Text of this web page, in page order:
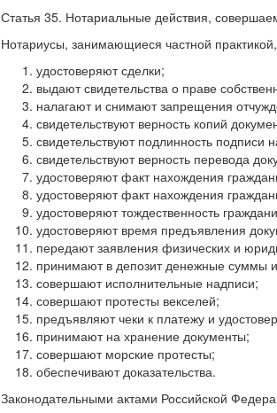
Статья 35. Нотариальные действия,
Нотариусы, занимающиеся частной
удостоверяют сделки;
выдают свидетельства о праве
налагают и снимают запрещения
свидетельствуют верность копий
свидетельствуют подлинность подписи
свидетельствуют верность перевода
удостоверяют факт нахождения
удостоверяют факт нахождения
удостоверяют тождественность
удостоверяют время предъявления
передают заявления физических и
принимают в депозит денежные суммы
совершают исполнительные надписи;
совершают протесты векселей;
предъявляют чеки к платежу и
принимают на хранение документы;
совершают морские протесты;
обеспечивают доказательства.
Законодательными актами Российской